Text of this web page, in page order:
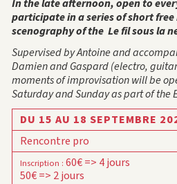
In the late afternoon, open to
participate in a series of short
scenography of the Le fil sous la
Supervised by Antoine and
Damien and Gaspard (electro,
moments of improvisation will be
Saturday and Sunday as part of the
DU 15 AU 18 SEPTEMBRE
Rencontre pro
Inscription : 60€ => 4 jours
50€ => 2 jours